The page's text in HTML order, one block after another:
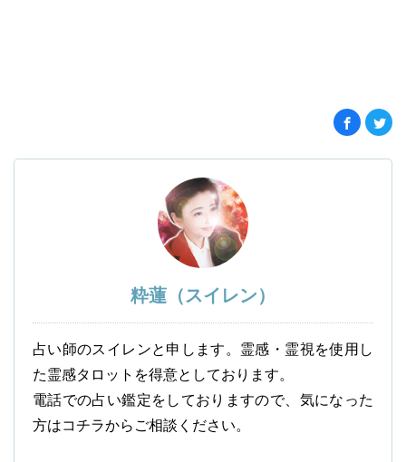
粋蓮（スイレン）
占い師のスイレンと申します。霊感・霊視を使用し
た霊感タロットを得意としております。
電話での占い鑑定をしておりますので、気になった
方はコチラからご相談ください。